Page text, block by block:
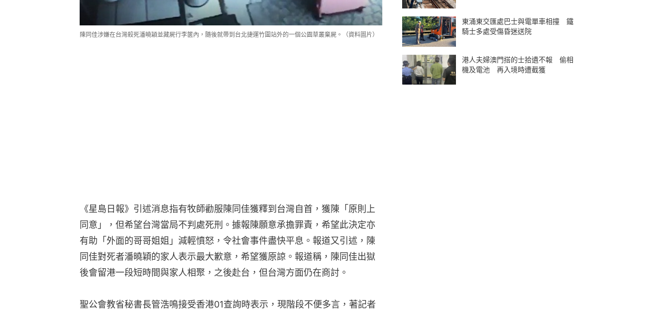
陳同佳涉嫌在台灣殺死潘曉穎並藏屍行李篋內，隨後就帶到台北捷運竹圍站外的一個公園草叢棄屍。（資料圖片）
《星島日報》引述消息指有牧師勸服陳同佳獲釋到台灣自首，獲陳「原則上
同意」，但希望台灣當局不判處死刑。據報陳願意承擔罪責，希望此決定亦
有助「外面的哥哥姐姐」減輕憤怒，令社會事件盡快平息。報道又引述，陳
同佳對死者潘曉穎的家人表示最大歉意，希望獲原諒。報道稱，陳同佳出獄
後會留港一段短時間與家人相聚，之後赴台，但台灣方面仍在商討。
聖公會教省秘書長管浩鳴接受香港01查詢時表示，現階段不便多言，著記者
東涌東交匯處巴士與電單車相撞 鐵
騎士多處受傷昏迷送院
港人夫婦澳門搭的士拾遺不報 偷相
機及電池 再入境時遭截獲